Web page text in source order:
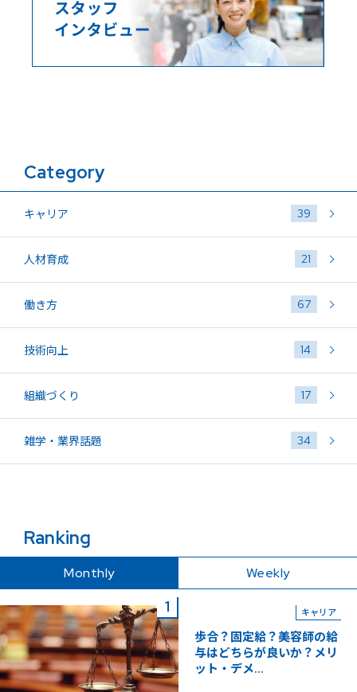
Category
キャリア 39
人材育成 21
働き方 67
技術向上 14
組織づくり 17
雑学・業界話題 34
Ranking
Monthly Weekly
キャリア
歩合？固定給？美容師の給
与はどちらが良いか？メリ
ット・デメ...